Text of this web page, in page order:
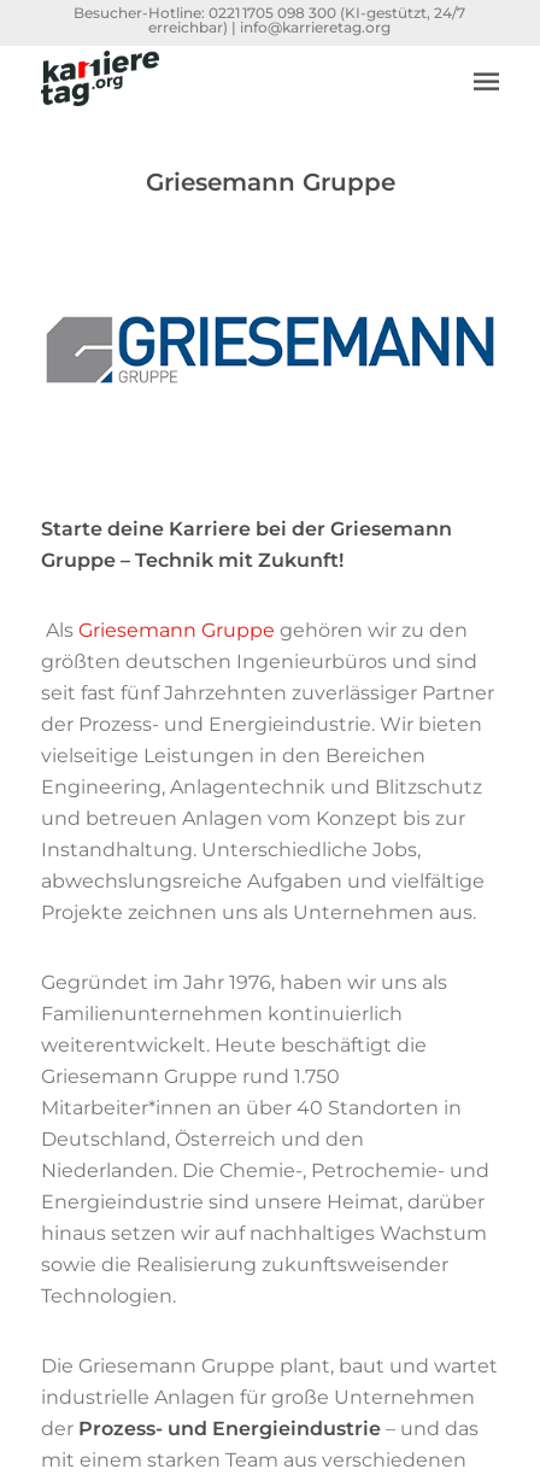
Besucher-Hotline:0221 1705 098 300 (KI-gestützt, 24/7
erreichbar) | info@karrieretag.org
Griesemann Gruppe
Starte deine Karriere bei der Griesemann
Gruppe – Technik mit Zukunft!
Als Griesemann Gruppe gehören wir zu den
größten deutschen Ingenieurbüros und sind
seit fast fünf Jahrzehnten zuverlässiger Partner
der Prozess- und Energieindustrie. Wir bieten
vielseitige Leistungen in den Bereichen
Engineering, Anlagentechnik und Blitzschutz
und betreuen Anlagen vom Konzept bis zur
Instandhaltung. Unterschiedliche Jobs,
abwechslungsreiche Aufgaben und vielfältige
Projekte zeichnen uns als Unternehmen aus.
Gegründet im Jahr 1976, haben wir uns als
Familienunternehmen kontinuierlich
weiterentwickelt. Heute beschäftigt die
Griesemann Gruppe rund 1.750
Mitarbeiter*innen an über 40 Standorten in
Deutschland, Österreich und den
Niederlanden. Die Chemie-, Petrochemie- und
Energieindustrie sind unsere Heimat, darüber
hinaus setzen wir auf nachhaltiges Wachstum
sowie die Realisierung zukunftsweisender
Technologien.
Die Griesemann Gruppe plant, baut und wartet
industrielle Anlagen für große Unternehmen
der Prozess- und Energieindustrie– und das
mit einem starken Team aus verschiedenen